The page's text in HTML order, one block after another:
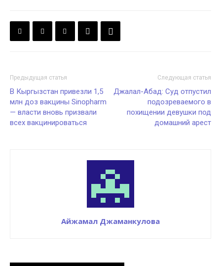
Предыдущая статья
В Кыргызстан привезли 1,5
млн доз вакцины Sinopharm
— власти вновь призвали
всех вакцинироваться
Следующая статья
Джалал-Абад: Суд отпустил
подозреваемого в
похищении девушки под
домашний арест
Айжамал Джаманкулова